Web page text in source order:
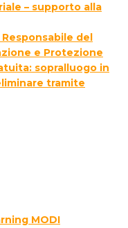
– supporto alla
Responsabile del
e Protezione
sopralluogo in
tramite
MODI